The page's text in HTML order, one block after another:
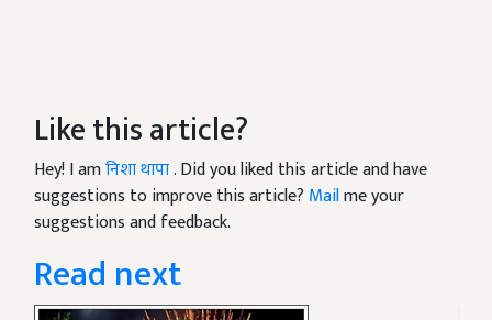
Like this article?
Hey! I amनिशा थापा. Did you liked this article and have
suggestions to improve this article? Mailme your
suggestions and feedback.
Read next